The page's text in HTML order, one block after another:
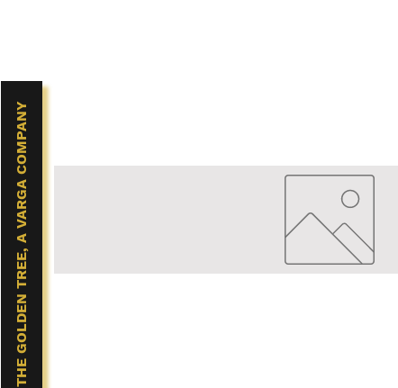
THE GOLDEN TREE, A VARGA COMPANY